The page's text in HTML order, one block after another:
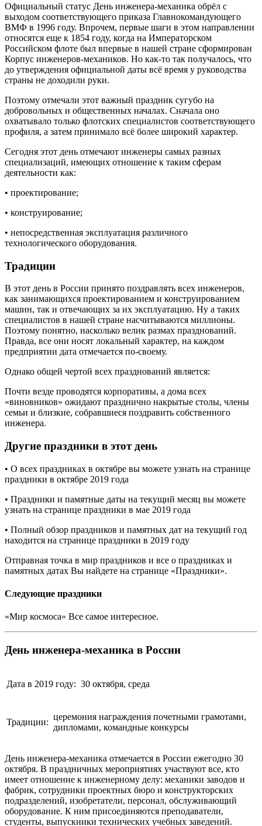
Официальный статус День инженера-механика обрёл с
выходом соответствующего приказа Главнокомандующего
ВМФ в 1996 году. Впрочем, первые шаги в этом направлении
относятся еще к 1854 году, когда на Императорском
Российском флоте был впервые в нашей стране сформирован
Корпус инженеров-механиков. Но как-то так получалось, что
до утверждения официальной даты всё время у руководства
страны не доходили руки.
Поэтому отмечали этот важный праздник сугубо на
добровольных и общественных началах. Сначала оно
охватывало только флотских специалистов соответствующего
профиля, а затем принимало всё более широкий характер.
Сегодня этот день отмечают инженеры самых разных
специализаций, имеющих отношение к таким сферам
деятельности как:
• проектирование;
• конструирование;
• непосредственная эксплуатация различного
технологического оборудования.
Традиции
В этот день в России принято поздравлять всех инженеров,
как занимающихся проектированием и конструированием
машин, так и отвечающих за их эксплуатацию. Ну а таких
специалистов в нашей стране насчитываются миллионы.
Поэтому понятно, насколько велик размах празднований.
Правда, все они носят локальный характер, на каждом
предприятии дата отмечается по-своему.
Однако общей чертой всех празднований является:
Почти везде проводятся корпоративы, а дома всех
«виновников» ожидают празднично накрытые столы, члены
семьи и близкие, собравшиеся поздравить собственного
инженера.
Другие праздники в этот день
• О всех праздниках в октябре вы можете узнать на странице
праздники в октябре 2019 года
• Праздники и памятные даты на текущий месяц вы можете
узнать на странице праздники в мае 2019 года
• Полный обзор праздников и памятных дат на текущий год
находится на странице праздники в 2019 году
Отправная точка в мир праздников и все о праздниках и
памятных датах Вы найдете на странице «Праздники».
Следующие праздники
«Мир космоса» Все самое интересное.
День инженера-механика в России
Дата в 2019 году: 30 октября, среда
Традиции:
церемония награждения почетными грамотами,
дипломами, командные конкурсы
День инженера-механика отмечается в России ежегодно 30
октября. В праздничных мероприятиях участвуют все, кто
имеет отношение к инженерному делу: механики заводов и
фабрик, сотрудники проектных бюро и конструкторских
подразделений, изобретатели, персонал, обслуживающий
оборудование. К ним присоединяются преподаватели,
студенты, выпускники технических учебных заведений.